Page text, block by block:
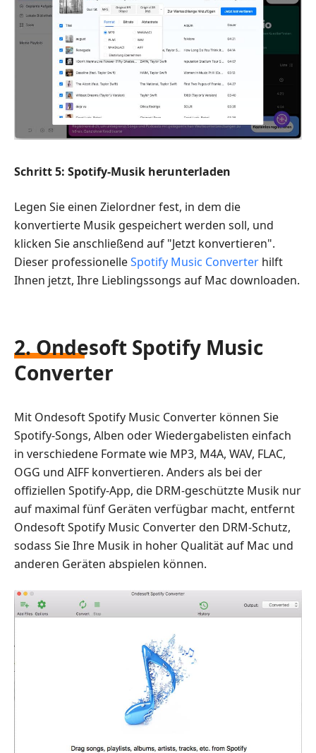
Schritt 5: Spotify-Musik herunterladen
Legen Sie einen Zielordner fest, in dem die
konvertierte Musik gespeichert werden soll, und
klicken Sie anschließend auf "Jetzt konvertieren".
Dieser professionelleSpotify Music Converter hilft
Ihnen jetzt, Ihre Lieblingssongs auf Mac downloaden.
2. Ondesoft Spotify Music
Converter
Mit Ondesoft Spotify Music Converter können Sie
Spotify-Songs, Alben oder Wiedergabelisten einfach
in verschiedene Formate wie MP3, M4A, WAV, FLAC,
OGG und AIFF konvertieren. Anders als bei der
offiziellen Spotify-App, die DRM-geschützte Musik nur
auf maximal fünf Geräten verfügbar macht, entfernt
Ondesoft Spotify Music Converter den DRM-Schutz,
sodass Sie Ihre Musik in hoher Qualität auf Mac und
anderen Geräten abspielen können.